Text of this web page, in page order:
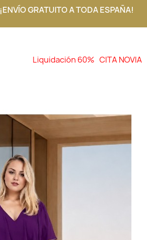
¡ENVÍO GRATUITO A TODA ESPAÑA!
Liquidación 60% CITA NOVIA